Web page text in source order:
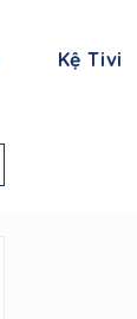
Kệ Tivi